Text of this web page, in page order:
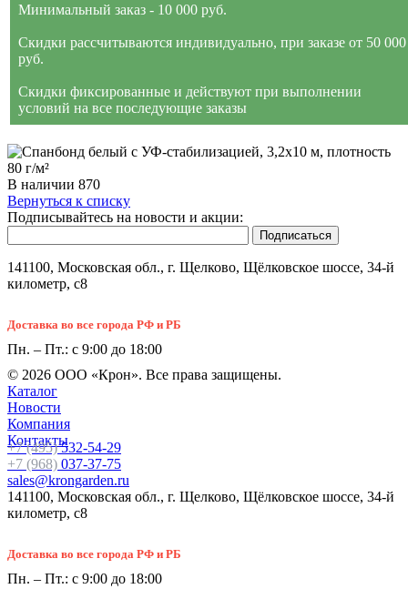
Минимальный заказ - 10 000 руб.
Скидки рассчитываются индивидуально, при заказе от 50 000
руб.
Скидки фиксированные и действуют при выполнении
условий на все последующие заказы
В наличии 870
Вернуться к списку
Подписывайтесь на новости и акции:
141100, Московская обл., г. Щелково, Щёлковское шоссе, 34-й
километр, с8
Доставка во все города РФ и РБ
Пн. – Пт.: с 9:00 до 18:00
© 2026 ООО «Крон». Все права защищены.
Каталог
Новости
Компания
Контакты
+7 (495)532-54-29
+7 (968) 037-37-75
sales@krongarden.ru
141100, Московская обл., г. Щелково, Щёлковское шоссе, 34-й
километр, с8
Доставка во все города РФ и РБ
Пн. – Пт.: с 9:00 до 18:00